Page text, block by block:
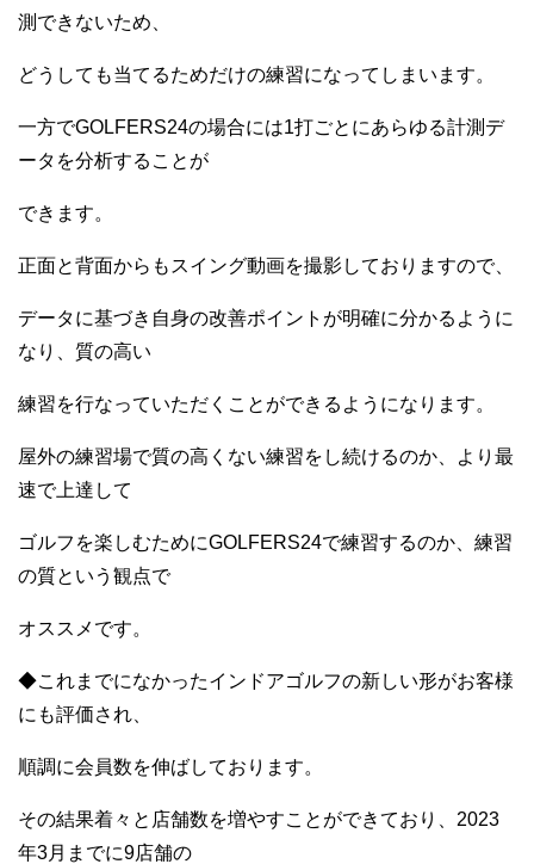
測できないため、
どうしても当てるためだけの練習になってしまいます。
一方でGOLFERS24の場合には1打ごとにあらゆる計測デ
ータを分析することが
できます。
正面と背面からもスイング動画を撮影しておりますので、
データに基づき自身の改善ポイントが明確に分かるように
なり、質の高い
練習を行なっていただくことができるようになります。
屋外の練習場で質の高くない練習をし続けるのか、より最
速で上達して
ゴルフを楽しむためにGOLFERS24で練習するのか、練習
の質という観点で
オススメです。
◆これまでになかったインドアゴルフの新しい形がお客様
にも評価され、
順調に会員数を伸ばしております。
その結果着々と店舗数を増やすことができており、2023
年3月までに9店舗の